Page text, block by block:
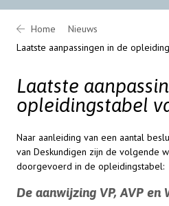
Home
Nieuws
Laatste aanpassingen in de
Laatste
opleidingstabel
Naar aanleiding van een aantal
van Deskundigen zijn de volgende
doorgevoerd in de opleidingstabel:
De aanwijzing VP, AVP en